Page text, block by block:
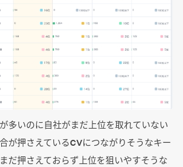
多いのに自社がまだ上位を取れていない
が押さえているCVにつながりそうなキー
だ押さえておらず上位を狙いやすそうな